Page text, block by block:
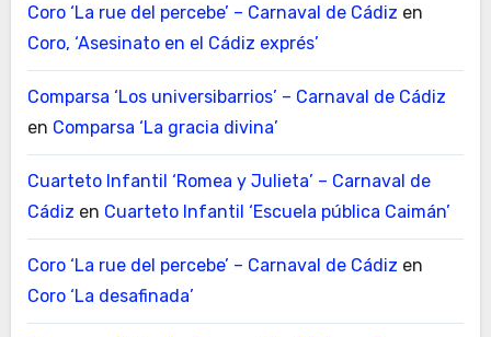
Coro ‘La rue del percebe’ – Carnaval de Cádiz en
Coro, ‘Asesinato en el Cádiz exprés’
Comparsa ‘Los universibarrios’ – Carnaval de Cádiz
en Comparsa ‘La gracia divina’
Cuarteto Infantil ‘Romea y Julieta’ – Carnaval de
Cádiz en Cuarteto Infantil ‘Escuela pública Caimán’
Coro ‘La rue del percebe’ – Carnaval de Cádiz en
Coro ‘La desafinada’